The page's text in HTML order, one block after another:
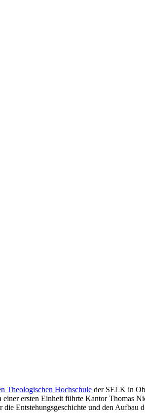
Theologischen Hochschule der SELK in
ersten Einheit führte Kantor Thomas
Entstehungsgeschichte und den Aufbau